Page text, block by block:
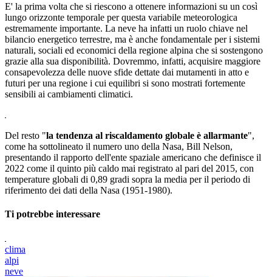
E' la prima volta che si riescono a ottenere informazioni su un così
lungo orizzonte temporale per questa variabile meteorologica
estremamente importante. La neve ha infatti un ruolo chiave nel
bilancio energetico terrestre, ma è anche fondamentale per i sistemi
naturali, sociali ed economici della regione alpina che si sostengono
grazie alla sua disponibilità. Dovremmo, infatti, acquisire maggiore
consapevolezza delle nuove sfide dettate dai mutamenti in atto e
futuri per una regione i cui equilibri si sono mostrati fortemente
sensibili ai cambiamenti climatici.
Del resto "la tendenza al riscaldamento globale è allarmante",
come ha sottolineato il numero uno della Nasa, Bill Nelson,
presentando il rapporto dell'ente spaziale americano che definisce il
2022 come il quinto più caldo mai registrato al pari del 2015, con
temperature globali di 0,89 gradi sopra la media per il periodo di
riferimento dei dati della Nasa (1951-1980).
Ti potrebbe interessare
clima
alpi
neve